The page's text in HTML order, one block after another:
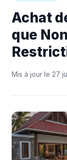
Achat
que
Mis à jour le 27